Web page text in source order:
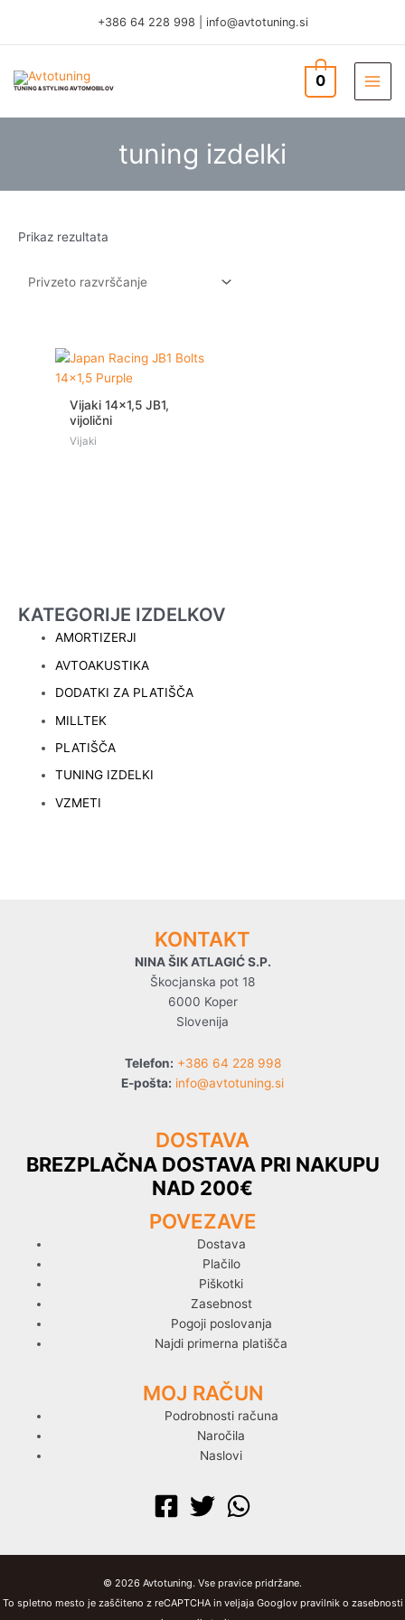
content
+386 64 228 998 info@avtotuning.si
TUNING & STYLING AVTOMOBILOV 0
tuning izdelki
KATEGORIJE IZDELKOV
AMORTIZERJI
AVTOAKUSTIKA
DODATKI ZA PLATIŠČA
MILLTEK
PLATIŠČA
TUNING IZDELKI
VZMETI
Prikaz rezultata
Vijaki 14×1,5 JB1,
vijolični
Vijaki
KONTAKT
NINA ŠIK ATLAGIĆ S.P.
Škocjanska pot 18
6000 Koper
Slovenija
Telefon: +386 64 228 998
E-pošta: info@avtotuning.si
DOSTAVA
BREZPLAČNA DOSTAVA PRI NAKUPU
NAD 200€
POVEZAVE
Dostava
Plačilo
Piškotki
Zasebnost
Pogoji poslovanja
Najdi primerna platišča
MOJ RAČUN
Podrobnosti računa
Naročila
Naslovi
© 2026 Avtotuning. Vse pravice pridržane.
To spletno mesto je zaščiteno z reCAPTCHA in veljaja Googlov pravilnik o zasebnosti